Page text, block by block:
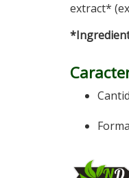
extract*